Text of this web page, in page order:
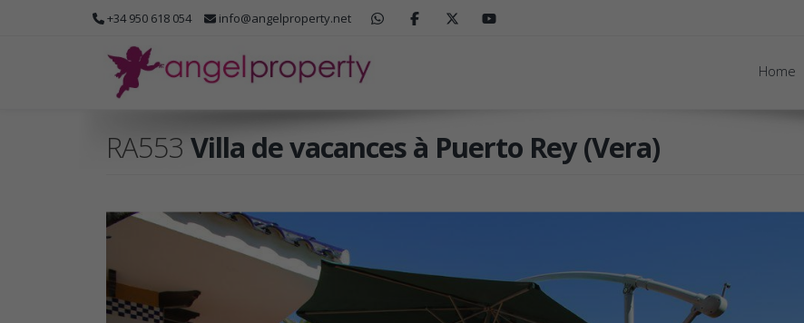
+34 950 618 054 info@angelproperty.net
Home
RA553 Villa de vacances à Puerto Rey (Vera)